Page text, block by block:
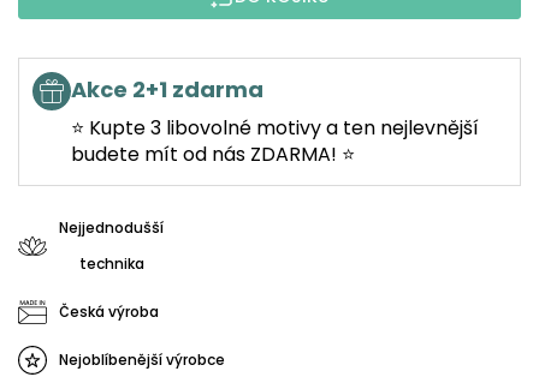
Akce 2+1 zdarma
⭐ Kupte 3 libovolné motivy a ten nejlevnější
budete mít od nás ZDARMA! ⭐
Nejjednodušší
technika
Česká výroba
Nejoblíbenější výrobce